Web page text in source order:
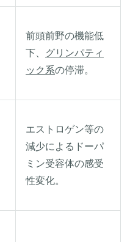
前頭前野の機能低
下、 グリンパティ
ック系の停滞。
エストロゲン等の
減少によるドーパ
ミン受容体の感受
性変化。